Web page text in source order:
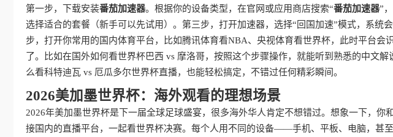
第一步，下载安装番茄加速器。根据你的设备类型，在官网或应用商店搜索“番茄加速器”
选择适合的套餐（新手可以先试用）。第三步，打开加速器，选择“回国加速”模式，系统
步，打开你常用的国内体育平台，比如腾讯体育看NBA、央视体育看世界杯，此时平台会
了。比如在国外如何看世界杯巴西 vs 摩洛哥，按照这个步骤操作，就能听到熟悉的中文
么看科特迪瓦 vs 厄瓜多尔世界杯直播，也能轻松搞定，不错过任何精彩瞬间。
2026美加墨世界杯：海外观看的理想场景
2026年美加墨世界杯是下一届全球足球盛宴，很多海外华人肯定不想错过。想象一下，你
接国内的直播平台，一起看世界杯决赛。每个人用不同的设备——手机、平板、电脑，甚